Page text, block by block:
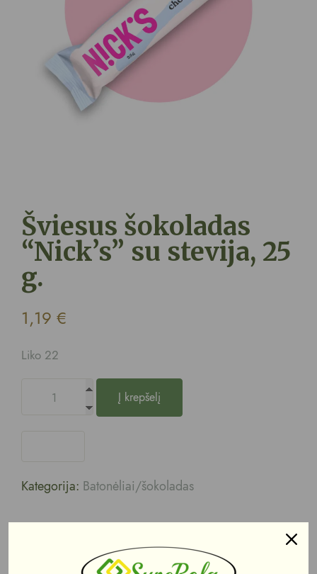
Šviesus šokoladas
“Nick’s” su stevija, 25
g.
1,19 €
Liko 22
Į krepšelį
Kategorija: Batonėliai/šokoladas